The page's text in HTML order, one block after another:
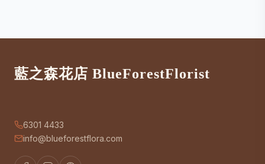
藍之森花店 BlueForestFlorist
6301 4433
info@blueforestflora.com